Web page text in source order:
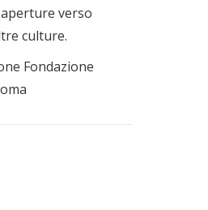
verso
culture.
Fondazione